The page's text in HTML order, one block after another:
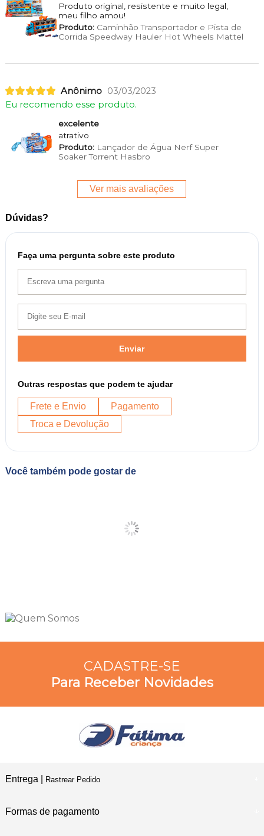
Produto original, resistente e muito legal,
meu filho amou!
Produto:Caminhão Transportador e Pista de
Corrida Speedway Hauler Hot Wheels Mattel
Anônimo 03/03/2023
Eu recomendo esse produto.
excelente
atrativo
Produto:Lançador de Água Nerf Super
Soaker Torrent Hasbro
Ver mais avaliações
Dúvidas?
Faça uma pergunta sobre este produto
Enviar
Outras respostas que podem te ajudar
Frete e Envio
Pagamento
Troca e Devolução
Você também pode gostar de
CADASTRE-SE
Para Receber Novidades
Entrega | Rastrear Pedido
Formas de pagamento